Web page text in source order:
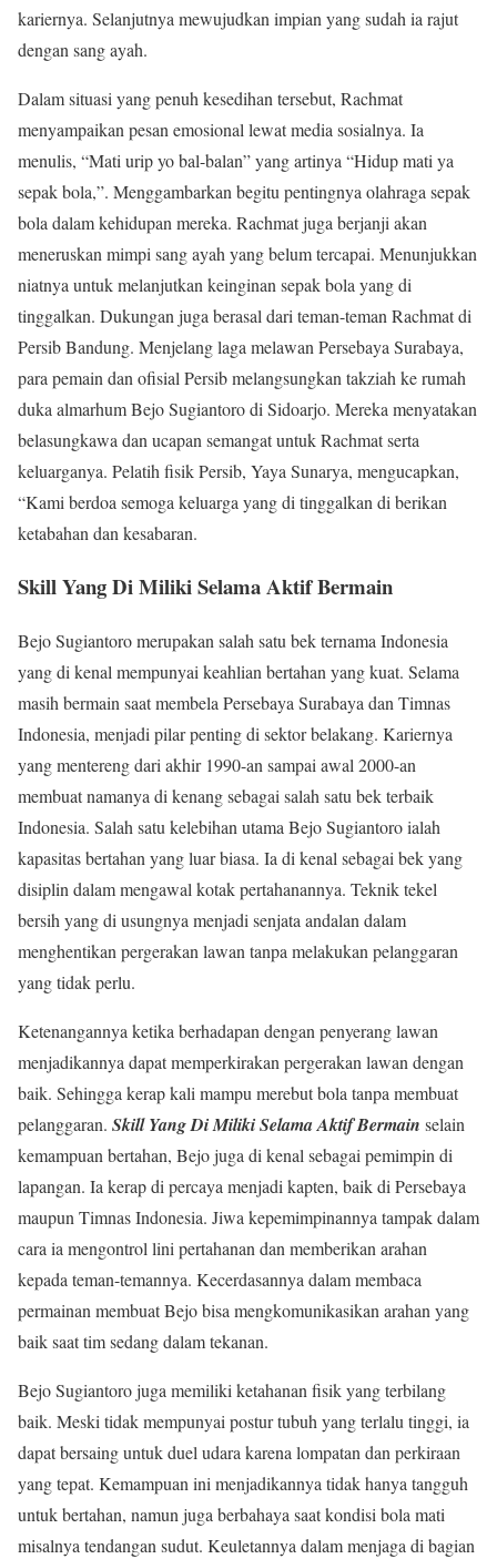
kariernya. Selanjutnya mewujudkan impian yang sudah ia rajut
dengan sang ayah.
Dalam situasi yang penuh kesedihan tersebut, Rachmat
menyampaikan pesan emosional lewat media sosialnya. Ia
menulis, “Mati urip yo bal-balan” yang artinya “Hidup mati ya
sepak bola,”. Menggambarkan begitu pentingnya olahraga sepak
bola dalam kehidupan mereka. Rachmat juga berjanji akan
meneruskan mimpi sang ayah yang belum tercapai. Menunjukkan
niatnya untuk melanjutkan keinginan sepak bola yang di
tinggalkan. Dukungan juga berasal dari teman-teman Rachmat di
Persib Bandung. Menjelang laga melawan Persebaya Surabaya,
para pemain dan ofisial Persib melangsungkan takziah ke rumah
duka almarhum Bejo Sugiantoro di Sidoarjo. Mereka menyatakan
belasungkawa dan ucapan semangat untuk Rachmat serta
keluarganya. Pelatih fisik Persib, Yaya Sunarya, mengucapkan,
“Kami berdoa semoga keluarga yang di tinggalkan di berikan
ketabahan dan kesabaran.
Skill Yang Di Miliki Selama Aktif Bermain
Bejo Sugiantoro merupakan salah satu bek ternama Indonesia
yang di kenal mempunyai keahlian bertahan yang kuat. Selama
masih bermain saat membela Persebaya Surabaya dan Timnas
Indonesia, menjadi pilar penting di sektor belakang. Kariernya
yang mentereng dari akhir 1990-an sampai awal 2000-an
membuat namanya di kenang sebagai salah satu bek terbaik
Indonesia. Salah satu kelebihan utama Bejo Sugiantoro ialah
kapasitas bertahan yang luar biasa. Ia di kenal sebagai bek yang
disiplin dalam mengawal kotak pertahanannya. Teknik tekel
bersih yang di usungnya menjadi senjata andalan dalam
menghentikan pergerakan lawan tanpa melakukan pelanggaran
yang tidak perlu.
Ketenangannya ketika berhadapan dengan penyerang lawan
menjadikannya dapat memperkirakan pergerakan lawan dengan
baik. Sehingga kerap kali mampu merebut bola tanpa membuat
pelanggaran. Skill Yang Di Miliki Selama Aktif Bermain selain
kemampuan bertahan, Bejo juga di kenal sebagai pemimpin di
lapangan. Ia kerap di percaya menjadi kapten, baik di Persebaya
maupun Timnas Indonesia. Jiwa kepemimpinannya tampak dalam
cara ia mengontrol lini pertahanan dan memberikan arahan
kepada teman-temannya. Kecerdasannya dalam membaca
permainan membuat Bejo bisa mengkomunikasikan arahan yang
baik saat tim sedang dalam tekanan.
Bejo Sugiantoro juga memiliki ketahanan fisik yang terbilang
baik. Meski tidak mempunyai postur tubuh yang terlalu tinggi, ia
dapat bersaing untuk duel udara karena lompatan dan perkiraan
yang tepat. Kemampuan ini menjadikannya tidak hanya tangguh
untuk bertahan, namun juga berbahaya saat kondisi bola mati
misalnya tendangan sudut. Keuletannya dalam menjaga di bagian